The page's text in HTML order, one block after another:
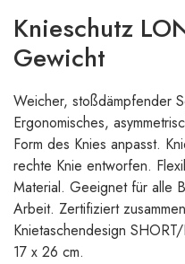
Knieschutz
Gewicht
Weicher, stoßdämpfender
Ergonomisches,
Form des Knies anpasst.
rechte Knie entworfen.
Material. Geeignet für alle
Arbeit. Zertifiziert
Knietaschendesign
17 x 26 cm.